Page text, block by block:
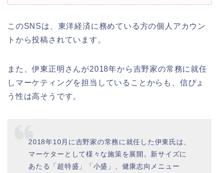
このSNSは、東洋経済に務めている方の個人アカウン
トから投稿されています。
また、伊東正明さんが2018年から吉野家の常務に就任
しマーケティングを担当していることからも、信ぴょ
う性は高そうです。
2018年10月に吉野家の常務に就任した伊東氏は、
マーケターとして様々な施策を展開。新サイズに
あたる「超特盛」「小盛」、健康志向メニュー